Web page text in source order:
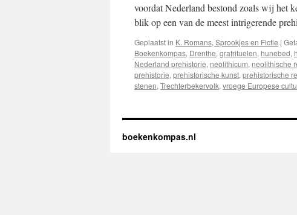
voordat Nederland bestond zoals wij het
blik op een van de meest intrigerende
Geplaatst in K. Romans, Sprookjes en Fictie |
Boekenkompas, Drenthe, grafrituelen, hunebed,
Nederland prehistorie, neolithicum, neolithische
prehistorie, prehistorische kunst, prehistorische
stenen, Trechterbekervolk, vroege Europese
boekenkompas.nl